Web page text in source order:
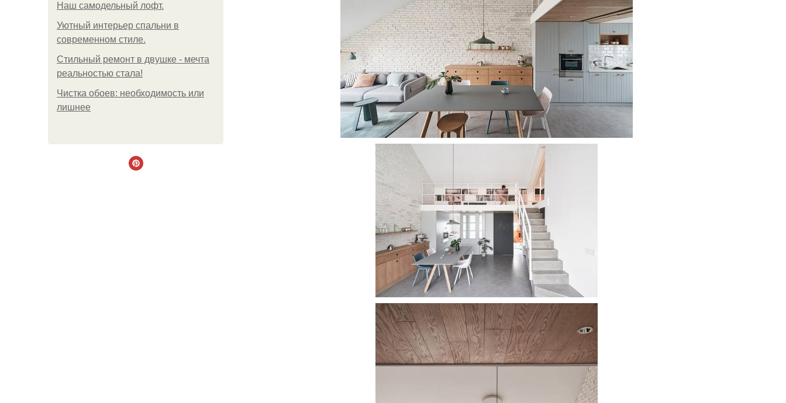
Наш самодельный лофт.
Уютный интерьер спальни в
современном стиле.
Стильный ремонт в двушке - мечта
реальностью стала!
Чистка обоев: необходимость или
лишнее